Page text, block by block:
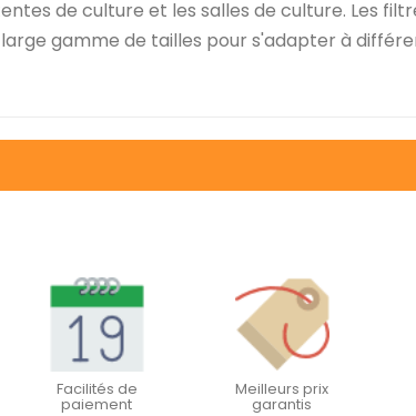
de culture et les salles de culture. Les
gamme de tailles pour s'adapter à
Facilités de
paiement
Meilleurs prix
garantis